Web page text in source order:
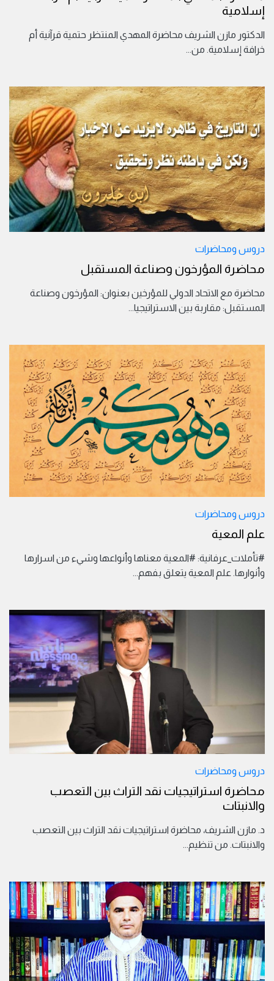
إسلامية
الدكتور مازن الشريف محاضرة المهدي المنتظر حتمية قرآنية أم
خرافة إسلامية. من...
دروس ومحاضرات
محاضرة المؤرخون وصناعة المستقبل
محاضرة مع الاتحاد الدولي للمؤرخين بعنوان: المؤرخون وصناعة
المستقبل: مقاربة بين الاستراتيجيا...
دروس ومحاضرات
علم المعية
#تأملات_عرفانية: #المعية معناها وأنواعها وشيء من اسرارها
وأنوارها. علم المعية يتعلق بفهم...
دروس ومحاضرات
محاضرة استراتيجيات نقد التراث بين التعصب
والانبتات
د. مازن الشريف، محاضرة استراتيجيات نقد التراث بين التعصب
والانبتات. من تنظيم...